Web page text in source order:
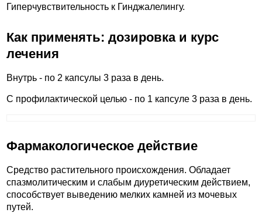
Гиперчувствительность к Гинджалелингу.
Как применять: дозировка и курс
лечения
Внутрь - по 2 капсулы 3 раза в день.
С профилактической целью - по 1 капсуле 3 раза в день.
Фармакологическое действие
Средство растительного происхождения. Обладает
спазмолитическим и слабым диуретическим действием,
способствует выведению мелких камней из мочевых
путей.